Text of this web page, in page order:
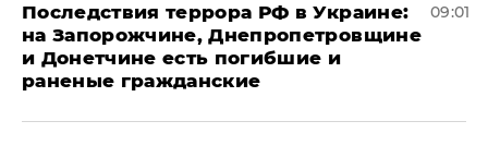
Последствия террора РФ в Украине:
на Запорожчине, Днепропетровщине
и Донетчине есть погибшие и
раненые гражданские
09:01